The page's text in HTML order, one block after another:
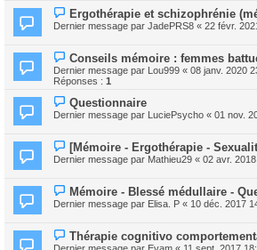
Ergothérapie et schizophrénie
Dernier message par JadePRS8 « 22 févr.
Conseils mémoire : femmes
Dernier message par Lou999 « 08 janv. 2020
Réponses : 1
Questionnaire
Dernier message par LuciePsycho « 01 nov.
[Mémoire - Ergothérapie -
Dernier message par Mathieu29 « 02 avr.
Mémoire - Blessé médullaire -
Dernier message par Elisa. P « 10 déc. 2017
Thérapie cognitivo